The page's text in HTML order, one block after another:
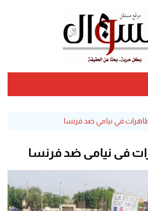
في نيامي ضد فرنسا
في نيامي ضد فرنسا